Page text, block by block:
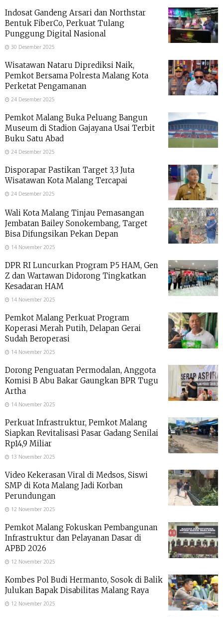
Indosat Gandeng Arsari dan Northstar
Bentuk FiberCo, Perkuat Tulang
Punggung Digital Nasional
30 Desember 2025
Wisatawan Nataru Diprediksi Naik,
Pemkot Bersama Polresta Malang Kota
Perketat Pengamanan
24 Desember 2025
Pemkot Malang Buka Peluang Bangun
Museum di Stadion Gajayana Usai Terbit
Buku Satu Abad
24 Desember 2025
Disporapar Pastikan Target 3,3 Juta
Wisatawan Kota Malang Tercapai
24 Desember 2025
Wali Kota Malang Tinjau Pemasangan
Jembatan Bailey Sonokembang, Target
Bisa Difungsikan Pekan Depan
14 November 2025
DPR RI Luncurkan Program P5 HAM, Gen
Z dan Wartawan Didorong Tingkatkan
Kesadaran HAM
14 November 2025
Pemkot Malang Perkuat Program
Koperasi Merah Putih, Delapan Gerai
Sudah Beroperasi
14 November 2025
Dorong Penguatan Permodalan, Anggota
Komisi B Abu Bakar Gaungkan BPR Tugu
Artha
14 November 2025
Perkuat Infrastruktur, Pemkot Malang
Siapkan Revitalisasi Pasar Gadang Senilai
Rp14,9 Miliar
13 November 2025
Video Kekerasan Viral di Medsos, Siswi
SMP di Kota Malang Jadi Korban
Perundungan
12 November 2025
Pemkot Malang Fokuskan Pembangunan
Infrastruktur dan Pelayanan Dasar di
APBD 2026
12 November 2025
Kombes Pol Budi Hermanto, Sosok di Balik
Julukan Bapak Disabilitas Malang Raya
12 November 2025